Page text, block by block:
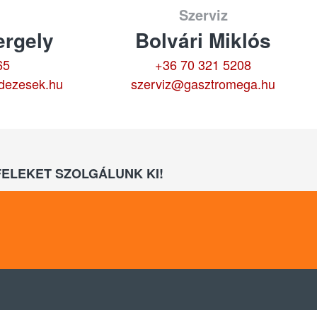
Szerviz
Bolvári Miklós
+36 70 321 5208
szerviz@gasztromega.hu
SZOLGÁLUNK KI!